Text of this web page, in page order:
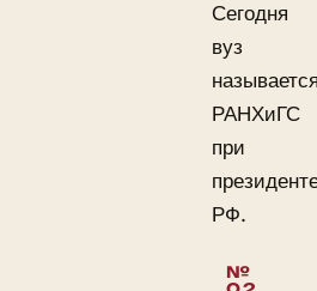
Сегодня
вуз
РАНХиГС
при
РФ.